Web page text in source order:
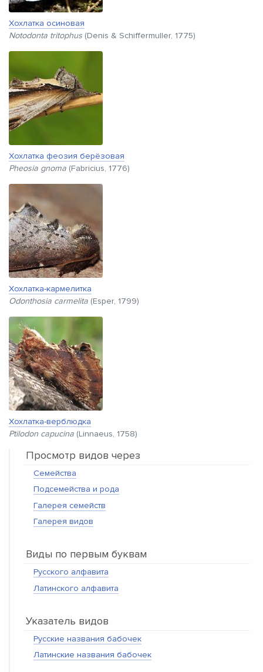
Хохлатка осиновая
Notodonta tritophus (Denis & Schiffermuller, 1775)
Хохлатка феозия берёзовая
Pheosia gnoma (Fabricius, 1776)
Хохлатка-кармелитка
Odonthosia carmelita (Esper, 1799)
Хохлатка-верблюдка
Ptilodon capucina (Linnaeus, 1758)
Просмотр видов через
Семейства
Подсемейства и рода
Галерея семейств
Галерея видов
Виды по первым буквам
Русского алфавита
Латинского алфавита
Указатель видов
Русские названия бабочек
Латинские названия бабочек